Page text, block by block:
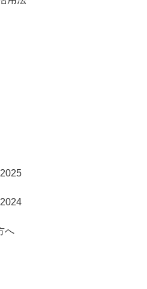
へ